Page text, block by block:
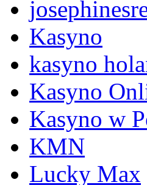
Kasyno
kasyno
Kasyno
Kasyno w
KMN
Lucky Max